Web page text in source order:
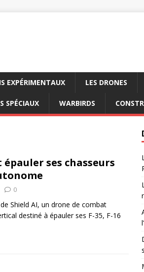
EXPÉRIMENTAUX LES DRONES
SPÉCIAUX WARBIRDS
ses chasseurs
0
Shield AI, un drone de combat
destiné à épauler ses F-35, F-16